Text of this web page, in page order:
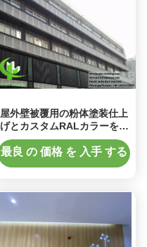
屋外壁被覆用の粉体塗装仕上
げとカスタムRALカラーを備
えたCNC穴あきアルミニウム
クラッドシート
最良 の 価格 を 入手 する